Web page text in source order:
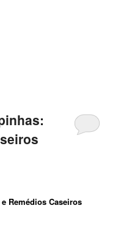
Remédios Caseiros